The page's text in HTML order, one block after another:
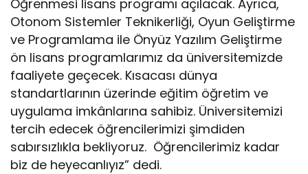
Öğrenmesi lisans programı açılacak. Ayrıca,
Otonom Sistemler Teknikerliği, Oyun Geliştirme
ve Programlama ile Önyüz Yazılım Geliştirme
ön lisans programlarımız da üniversitemizde
faaliyete geçecek. Kısacası dünya
standartlarının üzerinde eğitim öğretim ve
uygulama imkânlarına sahibiz. Üniversitemizi
tercih edecek öğrencilerimizi şimdiden
sabırsızlıkla bekliyoruz. Öğrencilerimiz kadar
biz de heyecanlıyız” dedi.